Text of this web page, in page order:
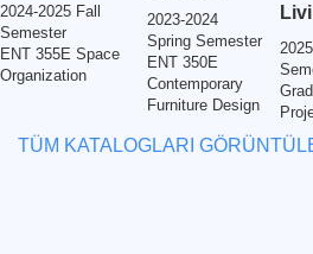
2024-2025 Fall
Semester
ENT 355E Space
Organization
2023-2024
Spring Semester
ENT 350E
Contemporary
Furniture Design
TÜM KATALOGLARI